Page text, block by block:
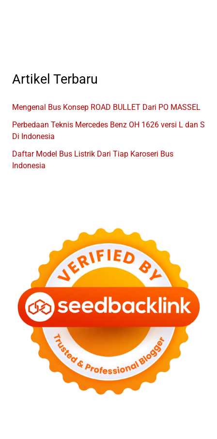
Artikel Terbaru
Mengenal Bus Konsep ROAD BULLET Dari PO MASSEL
Perbedaan Teknis Mercedes Benz OH 1626 versi L dan S
Di Indonesia
Daftar Model Bus Listrik Dari Tiap Karoseri Bus
Indonesia